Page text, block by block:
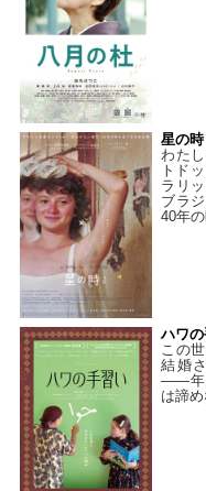
星の
わた
トド
ラリ
ブラ
40年
ハワ
この
結婚
——年
は諦め